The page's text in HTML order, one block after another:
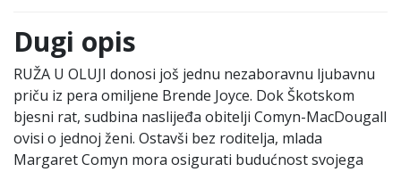
Dugi opis
RUŽA U OLUJI donosi još jednu nezaboravnu ljubavnu
priču iz pera omiljene Brende Joyce. Dok Škotskom
bjesni rat, sudbina naslijeđa obitelji Comyn-MacDougall
ovisi o jednoj ženi. Ostavši bez roditelja, mlada
Margaret Comyn mora osigurati budućnost svojega